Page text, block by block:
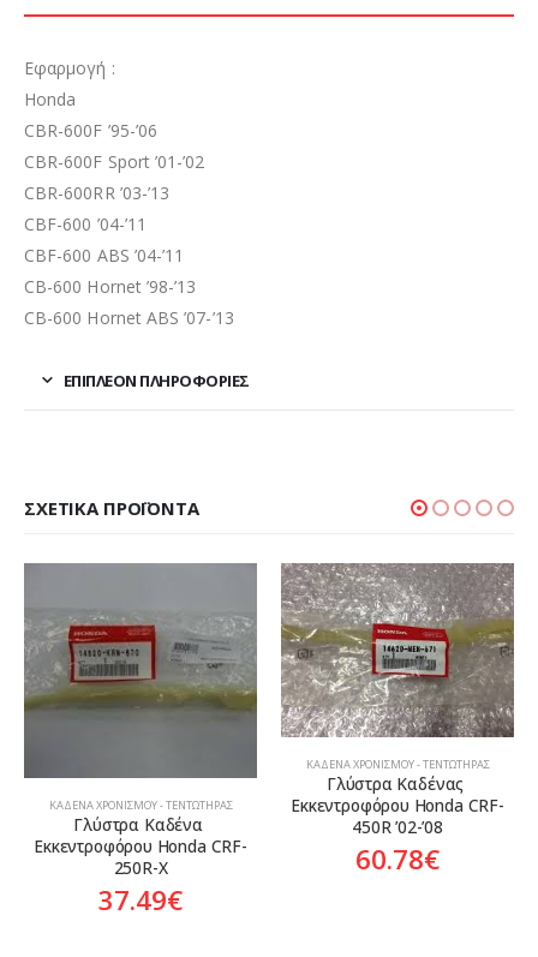
Εφαρμογή :
Honda
CBR-600F ’95-’06
CBR-600F Sport ’01-’02
CBR-600RR ’03-’13
CBF-600 ’04-’11
CBF-600 ABS ’04-’11
CB-600 Hornet ’98-’13
CB-600 Hornet ABS ’07-’13
ΕΠΙΠΛΈΟΝ ΠΛΗΡΟΦΟΡΊΕΣ
ΣΧΕΤΙΚΆ ΠΡΟΪΌΝΤΑ
Γλύστρα Καδένας
Εκκεντροφόρου Honda CRF-
450R ’02-’08
60.78€
ΚΑΔΈΝΑ ΧΡΟΝΙΣΜΟΎ - ΤΕΝΤΩΤΉΡΑΣ
Γλύστρα Καδένας
Εκκεντροφόρου Honda ANF-
125 Innova
6.82€